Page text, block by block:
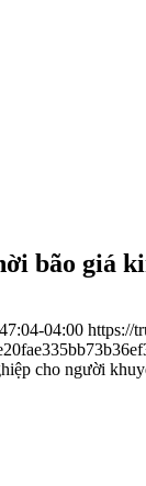
bão giá
04:00 https://
cho người